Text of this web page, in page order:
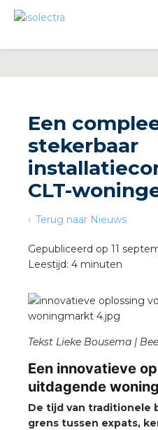
Een
stekerbaar
CLT-
Terug naar Nieuws
Gepubliceerd op 11
Leestijd: 4 minuten
Tekst Lieke Bousema |
Een innovatieve
uitdagende
De tijd van traditionele
grens tussen expats,
installeren
installeren